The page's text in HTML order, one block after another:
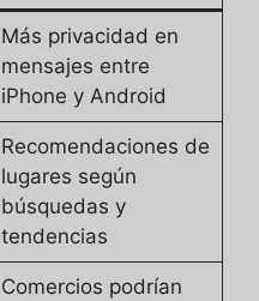
Más privacidad en
mensajes entre
iPhone y Android
Recomendaciones de
lugares según
búsquedas y
tendencias
Comercios podrían